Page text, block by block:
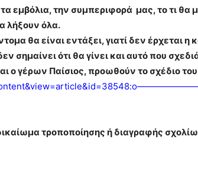
τα εμβόλια, την συμπεριφορά μας, το τι
λήξουν όλα.
θα είναι εντάξει, γιατί δεν έρχεται η
σημαίνει ότι θα γίνει και αυτό που
ο γέρων Παίσιος, προωθούν το σχέδιο
τροποποίησης ή διαγραφής